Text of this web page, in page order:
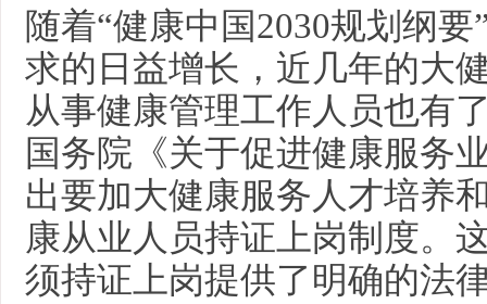
随着“健康中国2030规划纲
求的日益增长，近几年的大
从事健康管理工作人员也有
国务院《关于促进健康服务
出要加大健康服务人才培养
康从业人员持证上岗制度。
须持证上岗提供了明确的法